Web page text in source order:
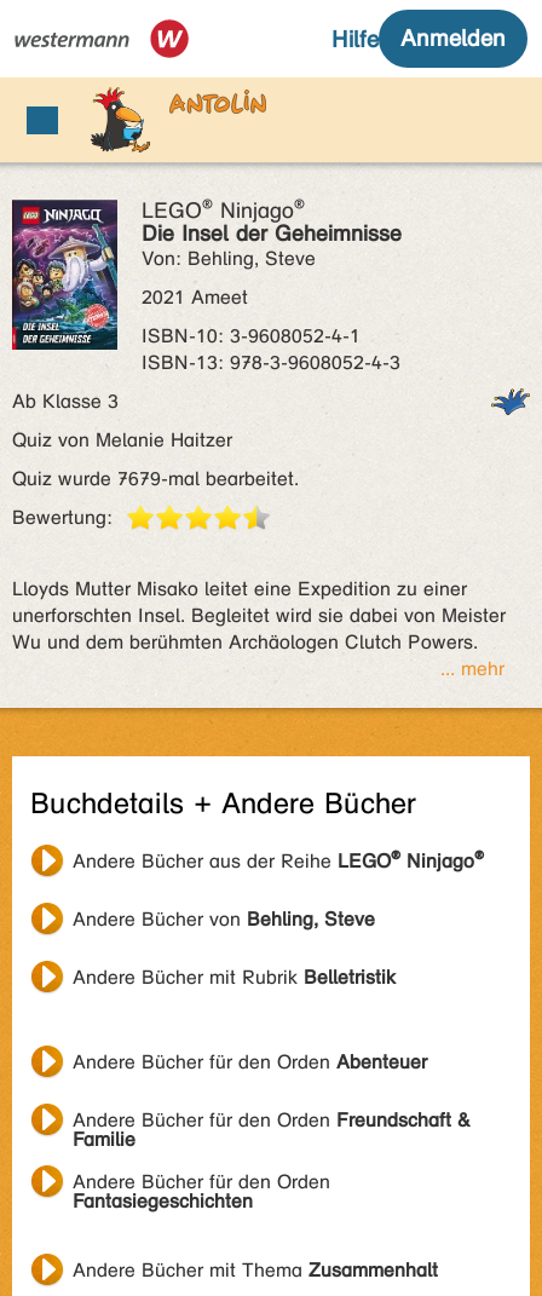
LEGO® Ninjago®
Die Insel der Geheimnisse
Von: Behling, Steve
2021 Ameet
ISBN‑10: 3-9608052-4-1
ISBN‑13: 978-3-9608052-4-3
Ab Klasse 3
Quiz von Melanie Haitzer
Quiz wurde 7679-mal bearbeitet.
Bewertung:
Lloyds Mutter Misako leitet eine Expedition zu einer
unerforschten Insel. Begleitet wird sie dabei von Meister
Wu und dem berühmten Archäologen Clutch Powers.
... mehr
Buchdetails + Andere Bücher
Andere Bücher aus der Reihe LEGO® Ninjago®
Andere Bücher von Behling, Steve
Andere Bücher mit Rubrik Belletristik
Andere Bücher für den Orden Abenteuer
Andere Bücher für den Orden Freundschaft &
Familie
Andere Bücher für den Orden
Fantasiegeschichten
Andere Bücher mit Thema Zusammenhalt